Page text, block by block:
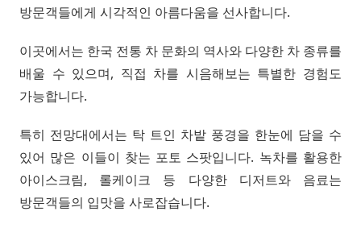
방문객들에게 시각적인 아름다움을 선사합니다.
이곳에서는 한국 전통 차 문화의 역사와 다양한 차 종류를
배울 수 있으며, 직접 차를 시음해보는 특별한 경험도
가능합니다.
특히 전망대에서는 탁 트인 차밭 풍경을 한눈에 담을 수
있어 많은 이들이 찾는 포토 스팟입니다. 녹차를 활용한
아이스크림, 롤케이크 등 다양한 디저트와 음료는
방문객들의 입맛을 사로잡습니다.